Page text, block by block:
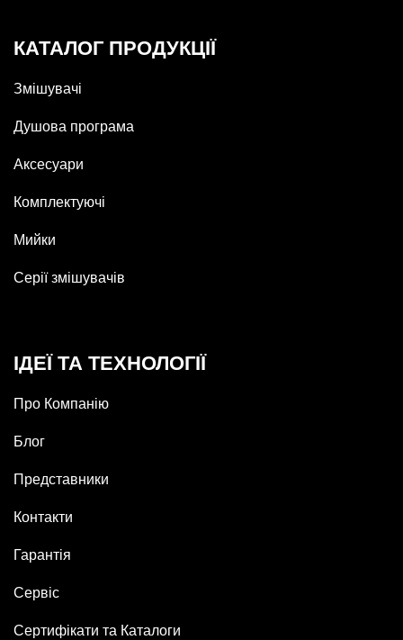
КАТАЛОГ ПРОДУКЦІЇ
Змішувачі
Душова програма
Аксесуари
Комплектуючі
Мийки
Серії змішувачів
ІДЕЇ ТА ТЕХНОЛОГІЇ
Про Компанію
Блог
Представники
Контакти
Гарантія
Сервіс
Сертифікати та Каталоги